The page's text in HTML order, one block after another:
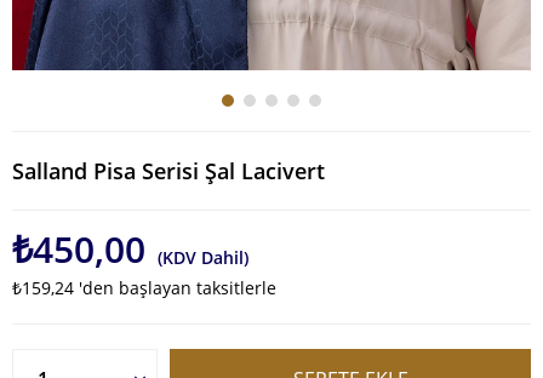
Salland Pisa Serisi Şal Lacivert
₺450,00 (KDV Dahil)
₺159,24 'den başlayan taksitlerle